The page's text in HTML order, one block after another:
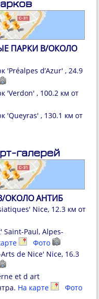
ПАРКИ В/ОКОЛО
d’Azur' , 24.9
, 100.2 км от
, 130.1 км от
галерей
ОКОЛО АНТИБ
Nice, 12.3 км от
Paul, Alpes-
Фото
de Nice' Nice, 16.3
et d art
На карте Фото